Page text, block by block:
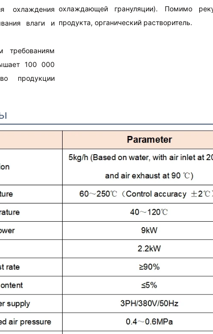
охлаждения
влаги и
требованиям
100 000
продукции
охлаждающей грануляции). Помимо
продукта, органический растворитель.